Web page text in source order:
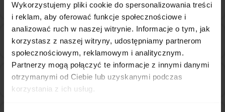
Wykorzystujemy pliki cookie do spersonalizowania treści
i reklam, aby oferować funkcje społecznościowe i
analizować ruch w naszej witrynie. Informacje o tym, jak
korzystasz z naszej witryny, udostępniamy partnerom
społecznościowym, reklamowym i analitycznym.
Partnerzy mogą połączyć te informacje z innymi danymi
otrzymanymi od Ciebie lub uzyskanymi podczas
korzystania z ich usług.
współpracy z aplikacją Zoom?
chevron_right
Jak można skonfigurować urządzenie Jabra do
współpracy z Google Hangouts?
Jak można skonfigurować urządzenie Jabra do
współpracy z Microsoft Teams?